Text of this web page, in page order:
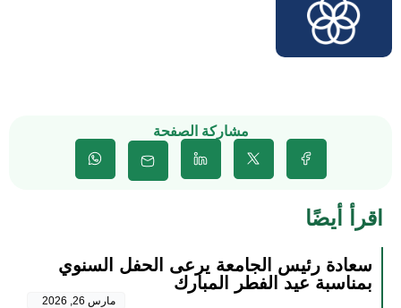
مشاركة الصفحة
اقرأ أيضًا
سعادة رئيس الجامعة يرعى الحفل السنوي
بمناسبة عيد الفطر المبارك
مارس 26, 2026